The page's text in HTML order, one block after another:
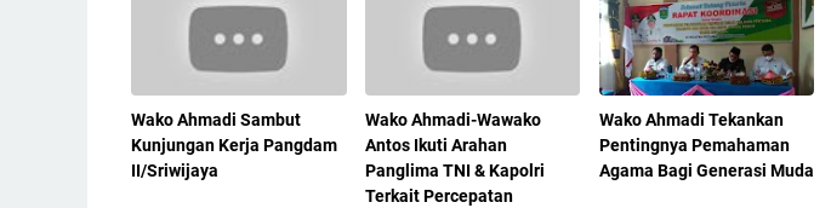
Wako Ahmadi Sambut
Kunjungan Kerja Pangdam
II/Sriwijaya
Wako Ahmadi-Wawako
Antos Ikuti Arahan
Panglima TNI & Kapolri
Terkait Percepatan
Wako Ahmadi Tekankan
Pentingnya Pemahaman
Agama Bagi Generasi Muda